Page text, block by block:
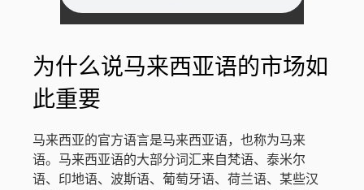
为什么说马来西亚语的市场如
此重要
马来西亚的官方语言是马来西亚语，也称为马来
语。马来西亚语的大部分词汇来自梵语、泰米尔
语、印地语、波斯语、葡萄牙语、荷兰语、某些汉